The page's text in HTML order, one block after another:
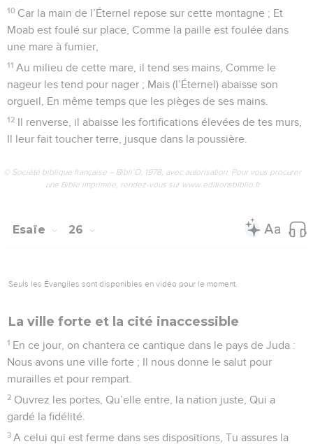
10 Car la main de l’Éternel repose sur cette montagne ; Et
Moab est foulé sur place, Comme la paille est foulée dans
une mare à fumier,
11 Au milieu de cette mare, il tend ses mains, Comme le
nageur les tend pour nager ; Mais (l’Éternel) abaisse son
orgueil, En même temps que les pièges de ses mains.
12 Il renverse, il abaisse les fortifications élevées de tes murs,
Il leur fait toucher terre, jusque dans la poussière.
© Société biblique française – Bibli’O, 1978, avec autorisation. Pour vous procurer
une Bible imprimée, rendez-vous sur www.editionsbiblio.fr
Esaïe 26
Seuls les Évangiles sont disponibles en vidéo pour le moment.
La ville forte et la cité inaccessible
1 En ce jour, on chantera ce cantique dans le pays de Juda :
Nous avons une ville forte ; Il nous donne le salut pour
murailles et pour rempart.
2 Ouvrez les portes, Qu’elle entre, la nation juste, Qui a
gardé la fidélité.
3 A celui qui est ferme dans ses dispositions, Tu assures la